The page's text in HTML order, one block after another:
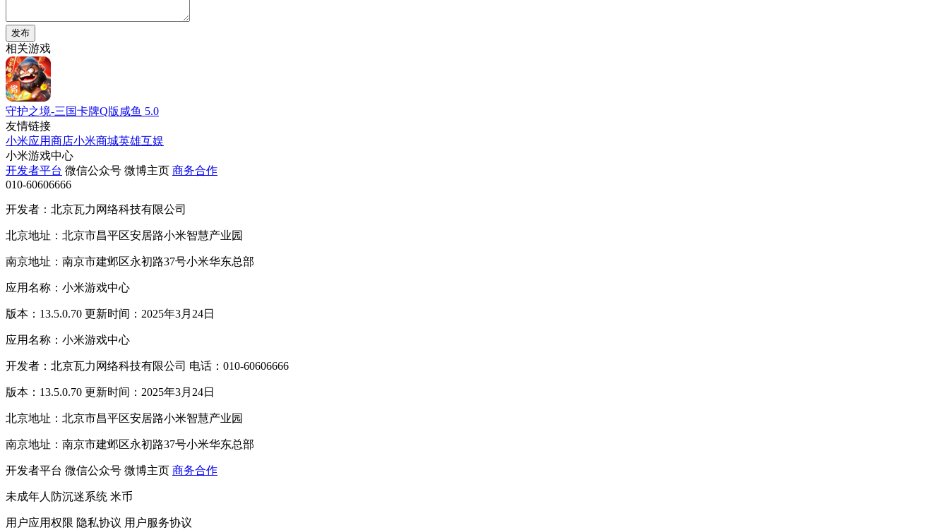
发布
相关游戏
守护之境-三国卡牌Q版咸鱼 5.0
友情链接
小米应用商店小米商城英雄互娱
小米游戏中心
开发者平台 微信公众号 微博主页 商务合作
010-60606666
开发者：北京瓦力网络科技有限公司
北京地址：北京市昌平区安居路小米智慧产业园
南京地址：南京市建邺区永初路37号小米华东总部
应用名称：小米游戏中心
版本：13.5.0.70 更新时间：2025年3月24日
应用名称：小米游戏中心
开发者：北京瓦力网络科技有限公司 电话：010-60606666
版本：13.5.0.70 更新时间：2025年3月24日
北京地址：北京市昌平区安居路小米智慧产业园
南京地址：南京市建邺区永初路37号小米华东总部
开发者平台 微信公众号 微博主页 商务合作
未成年人防沉迷系统 米币
用户应用权限 隐私协议 用户服务协议